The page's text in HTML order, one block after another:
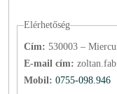
Elérhetőség
Cím: 530003 –
E-mail cím:
Mobil: 0755-098.946